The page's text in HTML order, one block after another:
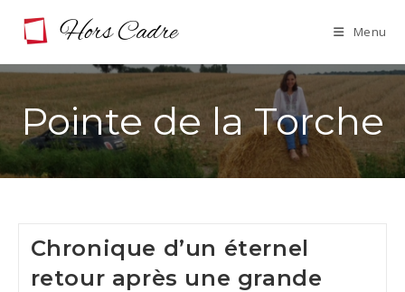
Menu
Pointe de la Torche
Chronique d’un éternel
retour après une grande